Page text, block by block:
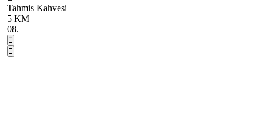
Tahmis Kahvesi
5 KM
08.